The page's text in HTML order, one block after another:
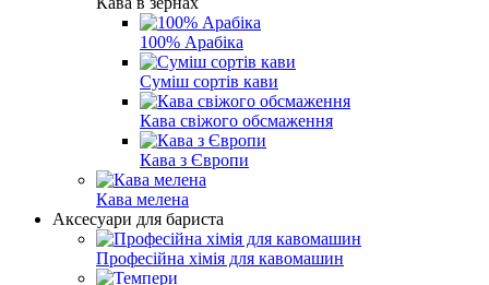
100% Арабіка
Суміш сортів кави
Кава свіжого обсмаження
Кава з Європи
Кава мелена
Аксесуари для бариста
Професійна хімія для кавомашин